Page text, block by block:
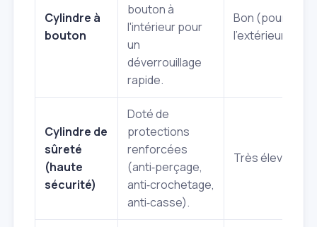
Cylindre à
bouton
bouton à
l'intérieur pour
un
déverrouillage
rapide.
Bon (pour
l'extérieur)
Cylindre de
sûreté
(haute
sécurité)
Doté de
protections
renforcées
(anti‑perçage,
anti‑crochetage,
anti‑casse).
Très élevé